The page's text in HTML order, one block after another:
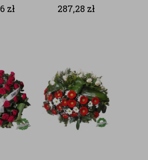
zł
KWIATÓW
287,28 zł